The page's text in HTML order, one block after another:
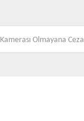
Kamerası Olmayana Ceza